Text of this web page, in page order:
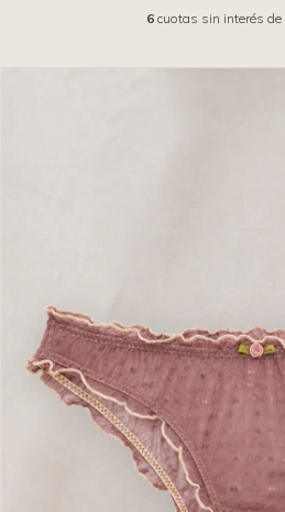
6 cuotas sin interés de